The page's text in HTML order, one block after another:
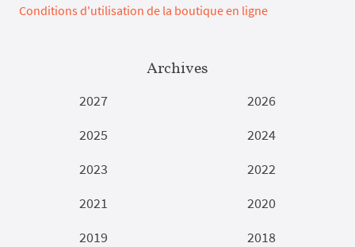
Conditions d'utilisation de la boutique en ligne
Archives
2027
2026
2025
2024
2023
2022
2021
2020
2019
2018